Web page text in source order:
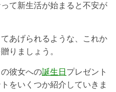
て新生活が始まると不安が
あげられるような、これか
りましょう。
彼女への誕生日 プレゼント
をいくつか紹介していきま